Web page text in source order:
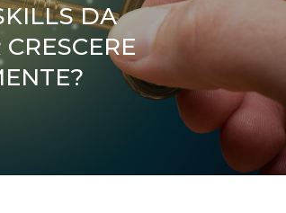
DA